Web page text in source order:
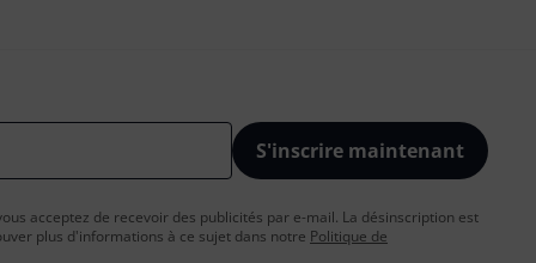
S'inscrire maintenant
acceptez de recevoir des publicités par e-mail. La désinscription est
plus d'informations à ce sujet dans notre Politique de